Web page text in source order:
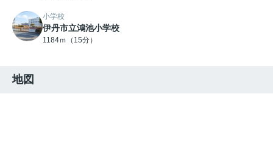
小学校
伊丹市立鴻池小学校
1184ｍ（15分）
地図